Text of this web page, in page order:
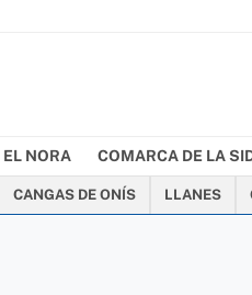
EL NORA COMARCA DE LA
CANGAS DE ONÍS LLANES